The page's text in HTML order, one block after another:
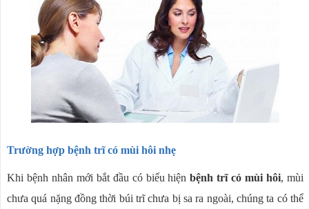
Trường hợp bệnh trĩ có mùi hôi nhẹ
Khi bệnh nhân mới bắt đầu có biểu hiệnbệnh trĩ có mùi hôi, mùi
chưa quá nặng đồng thời búi trĩ chưa bị sa ra ngoài, chúng ta có thể